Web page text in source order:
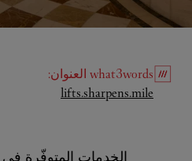
what3words العنوان:
lifts.sharpens.mile
in New Tab
الخدمات المتوفّرة في